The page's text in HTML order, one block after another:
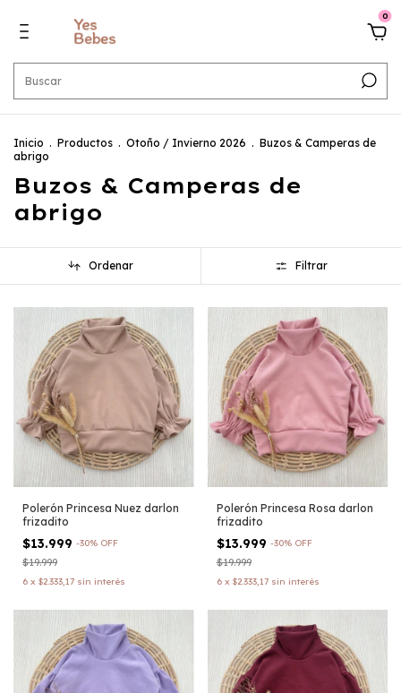
0
Inicio . Productos . Otoño / Invierno 2026 . Buzos & Camperas de
abrigo
Buzos & Camperas de
abrigo
Ordenar Filtrar
Polerón Princesa Nuez darlon
frizadito
$13.999 -30% OFF
$19.999
6 x $2.333,17 sin interés
Polerón Princesa Rosa darlon
frizadito
$13.999 -30% OFF
$19.999
6 x $2.333,17 sin interés